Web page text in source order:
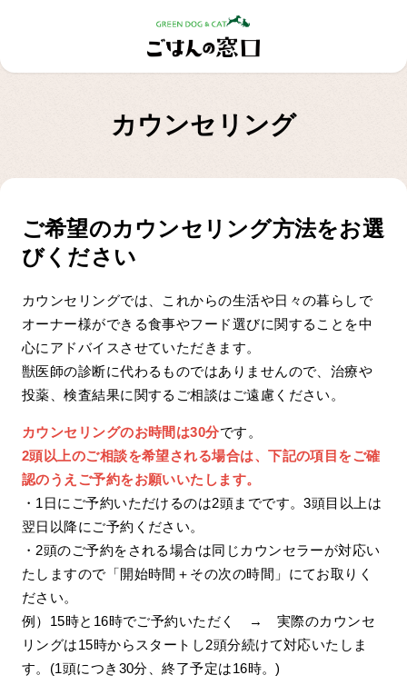
カウンセリング
ご希望のカウンセリング方法をお選
びください
カウンセリングでは、これからの生活や日々の暮らしで
オーナー様ができる食事やフード選びに関することを中
心にアドバイスさせていただきます。
獣医師の診断に代わるものではありませんので、治療や
投薬、検査結果に関するご相談はご遠慮ください。
カウンセリングのお時間は30分です。
2頭以上のご相談を希望される場合は、下記の項目をご確
認のうえご予約をお願いいたします。
・1日にご予約いただけるのは2頭までです。3頭目以上は
翌日以降にご予約ください。
・2頭のご予約をされる場合は同じカウンセラーが対応い
たしますので「開始時間＋その次の時間」にてお取りく
ださい。
例）15時と16時でご予約いただく → 実際のカウンセ
リングは15時からスタートし2頭分続けて対応いたしま
す。(1頭につき30分、終了予定は16時。)